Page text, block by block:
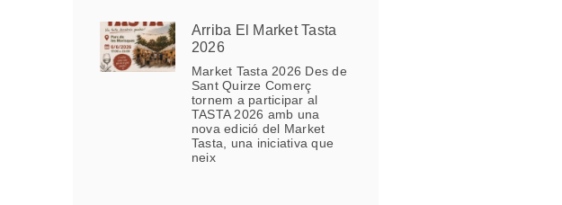
Arriba El Market Tasta
2026
Market Tasta 2026 Des de
Sant Quirze Comerç
tornem a participar al
TASTA 2026 amb una
nova edició del Market
Tasta, una iniciativa que
neix